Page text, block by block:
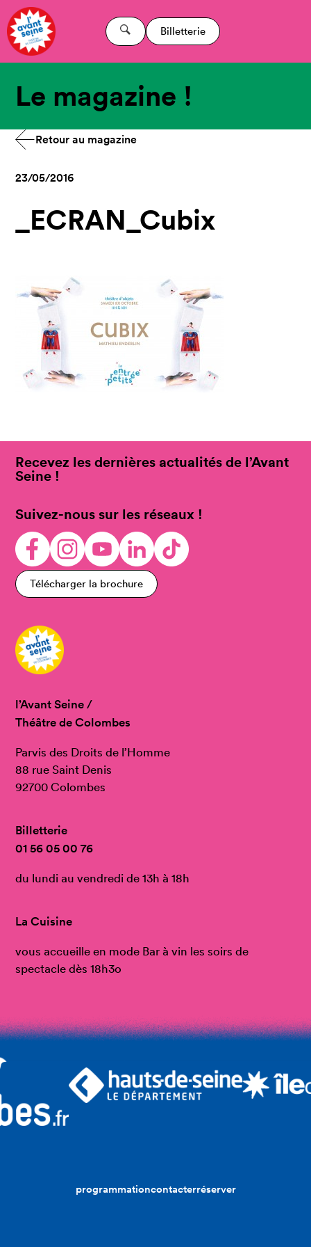
Billetterie
Le magazine !
Retour au magazine
23/05/2016
_ECRAN_Cubix
Recevez les dernières actualités de l’Avant
Seine !
Suivez-nous sur les réseaux !
Télécharger la brochure
l’Avant Seine /
Théâtre de Colombes
Parvis des Droits de l’Homme
88 rue Saint Denis
92700 Colombes
Billetterie
01 56 05 00 76
du lundi au vendredi de 13h à 18h
La Cuisine
vous accueille en mode Bar à vin les soirs de
spectacle dès 18h3o
programmationcontacterréserver